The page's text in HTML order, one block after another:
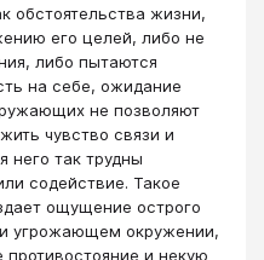
обстоятельства жизни,
его целей, либо не
либо пытаются
на себе, ожидание
не позволяют
чувство связи и
него так трудны
содействие. Такое
ощущение острого
угрожающем окружении,
и некую